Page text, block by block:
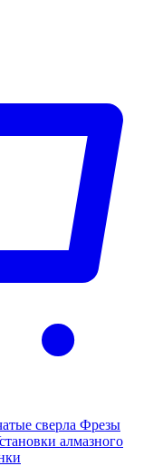
сверла Фрезы
алмазного